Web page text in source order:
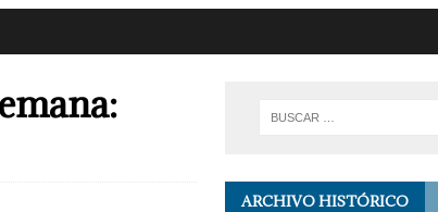
ARCHIVO HISTÓRICO